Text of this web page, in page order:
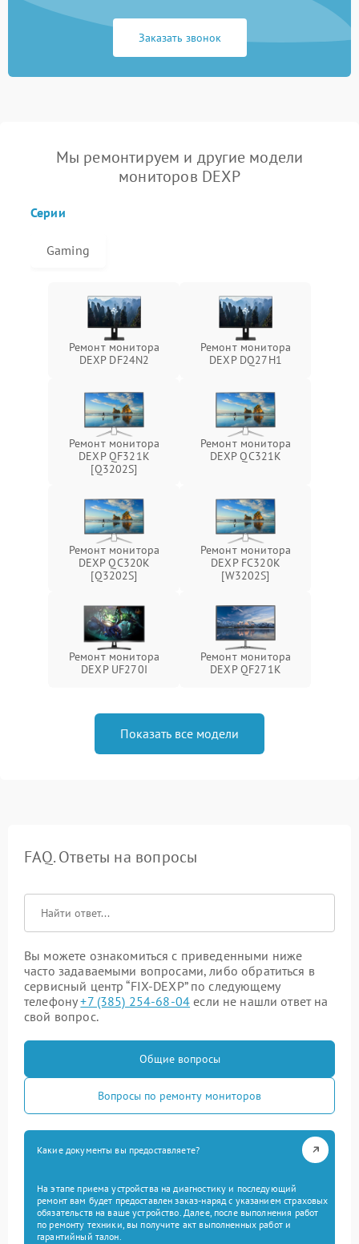
Заказать звонок
Мы ремонтируем и другие модели
мониторов DEXP
Серии
Gaming
Ремонт монитора
DEXP DF24N2
Ремонт монитора
DEXP DQ27H1
Ремонт монитора
DEXP QF321K
[Q3202S]
Ремонт монитора
DEXP QC321K
Ремонт монитора
DEXP QC320K
[Q3202S]
Ремонт монитора
DEXP FC320K
[W3202S]
Ремонт монитора
DEXP UF270I
Ремонт монитора
DEXP QF271K
Показать все модели
FAQ. Ответы на вопросы
Вы можете ознакомиться с приведенными ниже
часто задаваемыми вопросами, либо обратиться в
сервисный центр “FIX-DEXP” по следующему
телефону+7 (385) 254-68-04 если не нашли ответ на
свой вопрос.
Общие вопросы
Вопросы по ремонту мониторов
Какие документы вы предоставляете?
На этапе приема устройства на диагностику и последующий
ремонт вам будет предоставлен заказ-наряд с указанием страховых
обязательств на ваше устройство. Далее, после выполнения работ
по ремонту техники, вы получите акт выполненных работ и
гарантийный талон.